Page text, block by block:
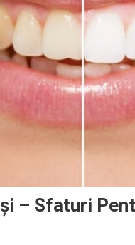
– Sfaturi